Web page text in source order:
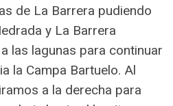
de La Barrera pudiendo
y La Barrera
las lagunas para continuar
la Campa Bartuelo. Al
a la derecha para